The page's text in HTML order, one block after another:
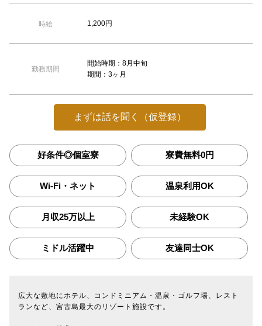
時給 1,200円
勤務期間
開始時期：8月中旬
期間：3ヶ月
まずは話を聞く（仮登録）
好条件◎個室寮 寮費無料0円
Wi-Fi・ネット 温泉利用OK
月収25万以上 未経験OK
ミドル活躍中 友達同士OK
広大な敷地にホテル、コンドミニアム・温泉・ゴルフ場、レスト
ランなど、宮古島最大のリゾート施設です。